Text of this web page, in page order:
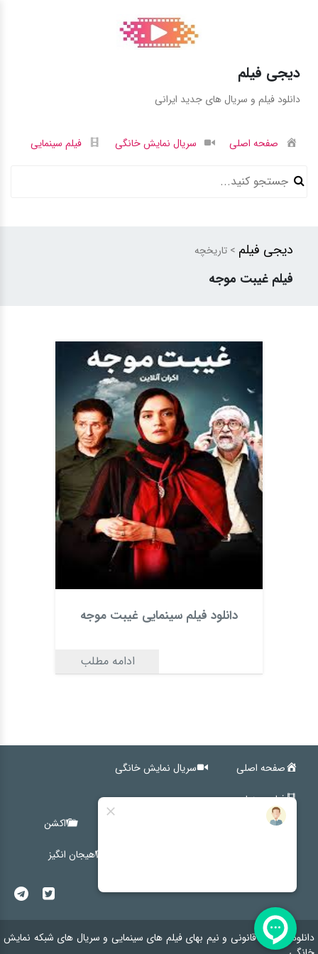
دیجی فیلم
دانلود فیلم و سریال های جدید ایرانی
صفحه اصلی سریال نمایش خانگی فیلم سینمایی
دیجی فیلم > تاریخچه
فیلم غیبت موجه
دانلود فیلم سینمایی غیبت موجه
ادامه مطلب
صفحه اصلی
سریال نمایش خانگی
فیلم سینمایی
کمدی
اکشن
هیجان انگیز
دانلود رایگان ، قانونی و نیم بهای فیلم های سینمایی و سریال های شبکه نمایش